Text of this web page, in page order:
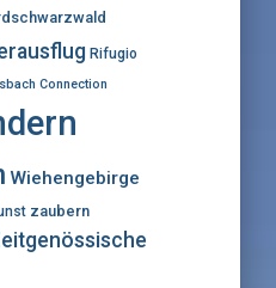
Rifugio
Connection
Wiehengebirge
zaubern